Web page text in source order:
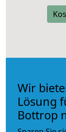
Wir
Lösung
Bottrop